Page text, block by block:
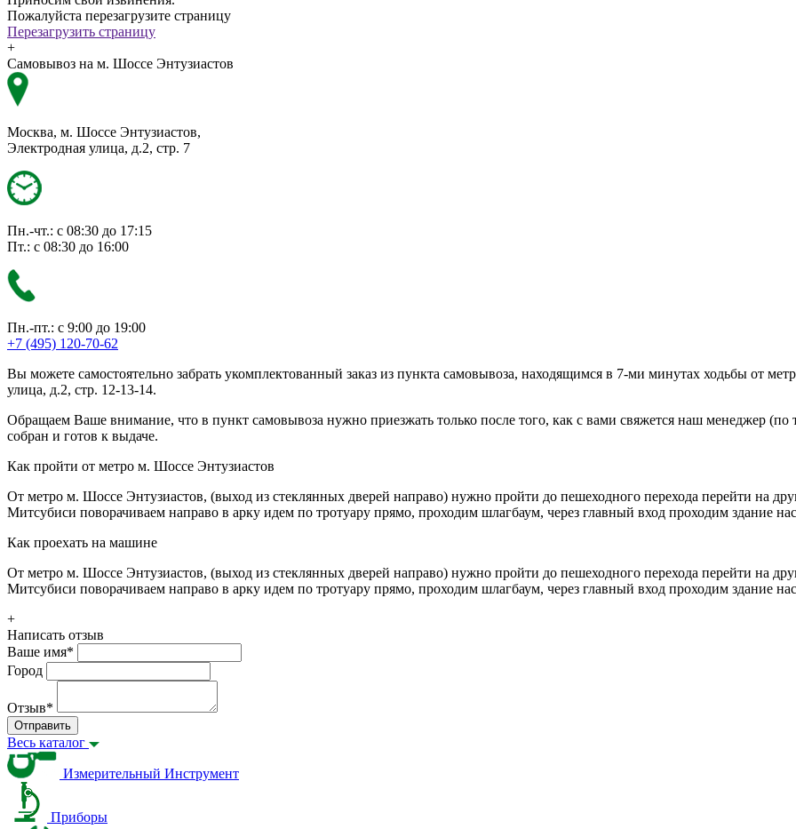
Пожалуйста перезагрузите страницу
Перезагрузить страницу
+
Самовывоз на м. Шоссе Энтузиастов
Москва, м. Шоссе Энтузиастов,
Электродная улица, д.2, стр. 7
Пн.-чт.: с 08:30 до 17:15
Пт.: с 08:30 до 16:00
Пн.-пт.: с 9:00 до 19:00
+7 (495) 120-70-62
Вы можете самостоятельно забрать укомплектованный заказ из пункта самовывоза, находящимся в 7-ми минутах ходьбы от
улица, д.2, стр. 12-13-14.
Обращаем Ваше внимание, что в пункт самовывоза нужно приезжать только после того, как с вами свяжется наш менеджер
собран и готов к выдаче.
Как пройти от метро м. Шоссе Энтузиастов
От метро м. Шоссе Энтузиастов, (выход из стеклянных дверей направо) нужно пройти до пешеходного перехода перейти на
Митсубиси поворачиваем направо в арку идем по тротуару прямо, проходим шлагбаум, через главный вход проходим здание
Как проехать на машине
От метро м. Шоссе Энтузиастов, (выход из стеклянных дверей направо) нужно пройти до пешеходного перехода перейти на
Митсубиси поворачиваем направо в арку идем по тротуару прямо, проходим шлагбаум, через главный вход проходим здание
+
Написать отзыв
Ваше имя*
Город
Отзыв*
Отправить
Весь каталог
Измерительный Инструмент
Приборы